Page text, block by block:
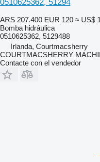
0510625362, 51294
ARS 207.400 EUR 120 ≈ US$
Bomba hidráulica
0510625362, 5129488
Irlanda, Courtmacsherry
COURTMACSHERRY
Contacte con el vendedor